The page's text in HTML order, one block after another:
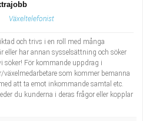
Växeltelefonist
och trivs i en roll med många
eller har annan sysselsättning och söker
söker! För kommande uppdrag i
som kommer bemanna
att ta emot inkommande samtal etc.
du kunderna i deras frågor eller kopplar